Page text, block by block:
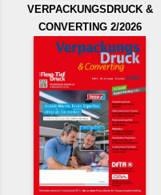
VERPACKUNGSDRUCK &
CONVERTING 2/2026